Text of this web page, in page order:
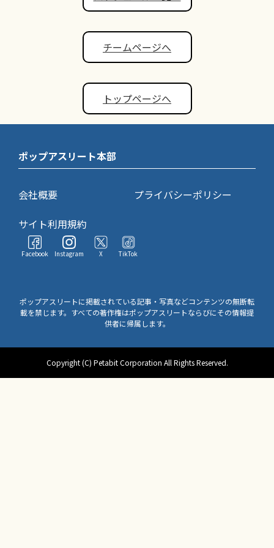
チームページへ
トップページへ
ポップアスリート本部
会社概要
プライバシーポリシー
サイト利用規約
Facebook Instagram X TikTok
ポップアスリートに掲載されている記事・写真などコンテンツの無断転
載を禁じます。すべての著作権はポップアスリートならびにその情報提
供者に帰属します。
Copyright (C) Petabit Corporation All Rights Reserved.